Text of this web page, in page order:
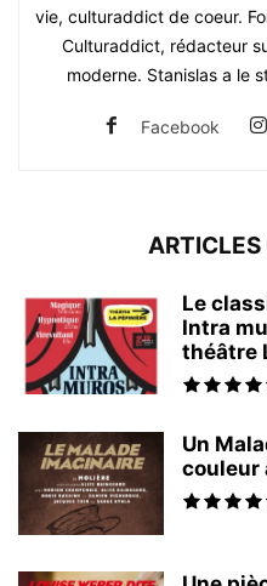
vie, culturaddict de coeur.
Culturaddict, rédacteur
moderne. Stanislas a le
Facebook
Le
Intra
théâtre
Un
couleur